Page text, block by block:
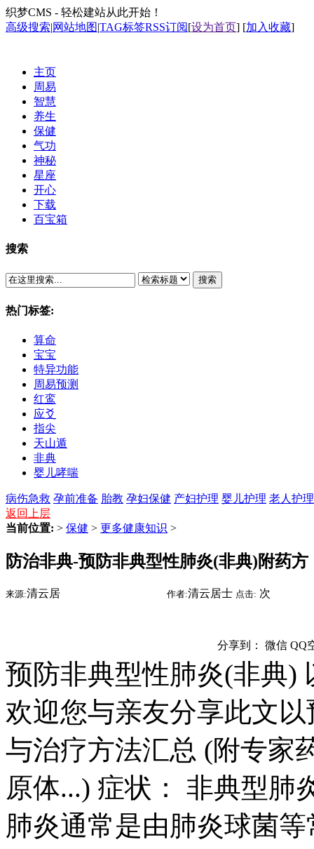
织梦CMS - 轻松建站从此开始！
高级搜索|网站地图|TAG标签RSS订阅[设为首页] [加入收藏]
主页
周易
智慧
养生
保健
气功
神秘
星座
开心
下载
百宝箱
搜索
搜索
热门标签:
算命
宝宝
特异功能
周易预测
红鸾
应爻
指尖
天山遁
非典
婴儿哮喘
病伤急救 孕前准备 胎教 孕妇保健 产妇护理 婴儿护理 老人护理
返回上层
当前位置: > 保健 > 更多健康知识 >
防治非典-预防非典型性肺炎(非典)附药方
来源:清云居 作者:清云居士 点击: 次
分享到： 微信 QQ
预防非典型性肺炎(非典)
欢迎您与亲友分享此文
与治疗方法汇总 (附专家
原体...) 症状： 非典型肺
肺炎通常是由肺炎球菌